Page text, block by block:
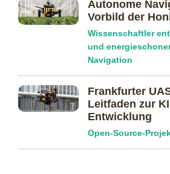
Autonome
Vorbild der
Wissenschaftler
und
Navigation
Frankfurter
Leitfaden zur
Entwicklung
Open-Source-